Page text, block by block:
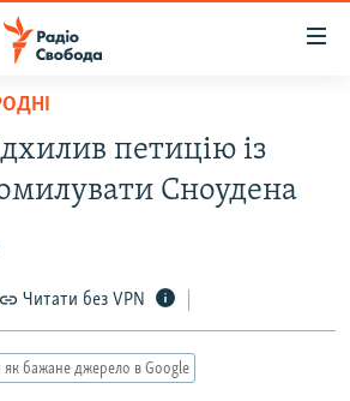
петицію із
Сноудена
Читати без VPN
бажане джерело в Google